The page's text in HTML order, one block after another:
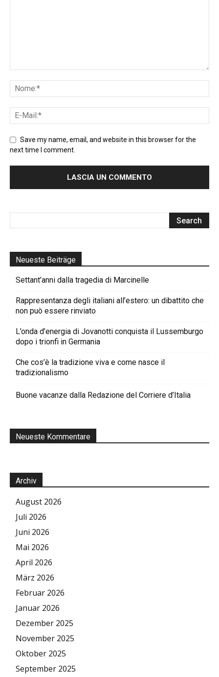
Save my name, email, and website in this browser for the
next time I comment.
Neueste Beiträge
Settant’anni dalla tragedia di Marcinelle
Rappresentanza degli italiani all’estero: un dibattito che
non può essere rinviato
L’onda d’energia di Jovanotti conquista il Lussemburgo
dopo i trionfi in Germania
Che cos’è la tradizione viva e come nasce il
tradizionalismo
Buone vacanze dalla Redazione del Corriere d’Italia
Neueste Kommentare
Archiv
August 2026
Juli 2026
Juni 2026
Mai 2026
April 2026
März 2026
Februar 2026
Januar 2026
Dezember 2025
November 2025
Oktober 2025
September 2025